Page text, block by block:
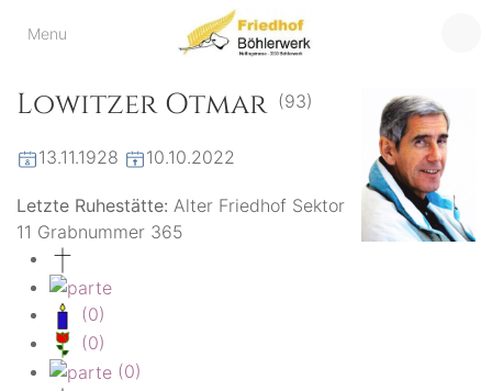
Menu
Friedhof
der virtuelle Friedhof
Lowitzer Otmar (93)
13.11.1928 10.10.2022
Letzte Ruhestätte: Alter Friedhof Sektor
11 Grabnummer 365
(0)
(0)
(0)